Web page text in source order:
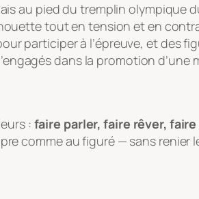
au pied du tremplin olympique
tout en tension et en
participer à l’épreuve, et des
dans la promotion d’une
: faire parler, faire rêver,
comme au figuré — sans renier